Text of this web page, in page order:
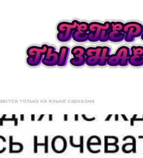
только на языке сарказма